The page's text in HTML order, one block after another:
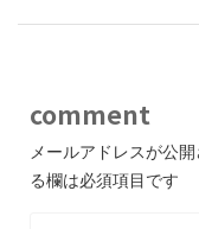
comment
メールアドレスが公
る欄は必須項目です